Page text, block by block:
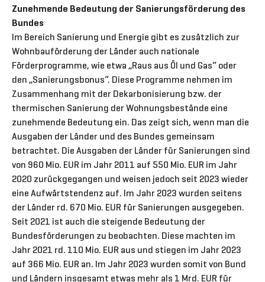
Zunehmende Bedeutung der Sanierungsförderung des
Bundes
Im Bereich Sanierung und Energie gibt es zusätzlich zur
Wohnbauförderung der Länder auch nationale
Förderprogramme, wie etwa „Raus aus Öl und Gas“ oder
den „Sanierungsbonus“. Diese Programme nehmen im
Zusammenhang mit der Dekarbonisierung bzw. der
thermischen Sanierung der Wohnungsbestände eine
zunehmende Bedeutung ein. Das zeigt sich, wenn man die
Ausgaben der Länder und des Bundes gemeinsam
betrachtet. Die Ausgaben der Länder für Sanierungen sind
von 960 Mio. EUR im Jahr 2011 auf 550 Mio. EUR im Jahr
2020 zurückgegangen und weisen jedoch seit 2023 wieder
eine Aufwärtstendenz auf. Im Jahr 2023 wurden seitens
der Länder rd. 670 Mio. EUR für Sanierungen ausgegeben.
Seit 2021 ist auch die steigende Bedeutung der
Bundesförderungen zu beobachten. Diese machten im
Jahr 2021 rd. 110 Mio. EUR aus und stiegen im Jahr 2023
auf 366 Mio. EUR an. Im Jahr 2023 wurden somit von Bund
und Ländern insgesamt etwas mehr als 1 Mrd. EUR für